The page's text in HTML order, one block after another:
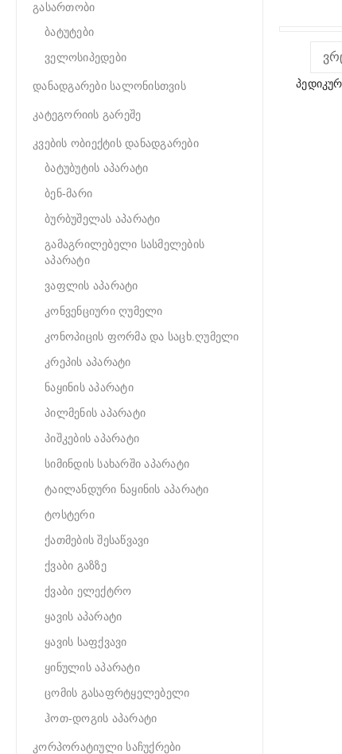
გასართობი
ბატუტები
ველოსიპედები
დანადგარები სალონისთვის
კატეგორიის გარეშე
კვების ობიექტის დანადგარები
ბატუბუტის აპარატი
ბენ-მარი
ბურბუშელას აპარატი
გამაგრილებელი სასმელების
აპარატი
ვაფლის აპარატი
კონვენციური ღუმელი
კონოპიცის ფორმა და საცხ.ღუმელი
კრეპის აპარატი
ნაყინის აპარატი
პილმენის აპარატი
პიშკების აპარატი
სიმინდის სახარში აპარატი
ტაილანდური ნაყინის აპარატი
ტოსტერი
ქათმების შესაწვავი
ქვაბი გაზზე
ქვაბი ელექტრო
ყავის აპარატი
ყავის საფქვავი
ყინულის აპარატი
ცომის გასაფრტყელებელი
ჰოთ-დოგის აპარატი
კორპორატიული საჩუქრები